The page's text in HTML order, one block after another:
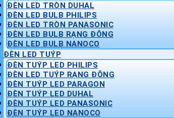
ĐÈN LED TRÒN DUHAL
ĐÈN LED BULB PHILIPS
ĐÈN LED TRÒN PANASONIC
ĐÈN LED BULB RẠNG ĐÔNG
ĐÈN LED BULB NANOCO
ĐÈN LED TUÝP
ĐÈN TUÝP LED PHILIPS
ĐÈN LED TUÝP RẠNG ĐÔNG
ĐÈN TUÝP LED PARAGON
ĐÈN TUÝP LED DUHAL
ĐÈN TUÝP LED PANASONIC
ĐÈN TUÝP LED NANOCO